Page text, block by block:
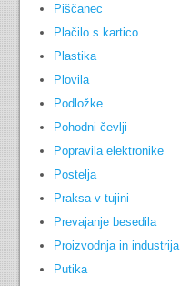
Piščanec
Plačilo s kartico
Plastika
Plovila
Podložke
Pohodni čevlji
Popravila elektronike
Postelja
Praksa v tujini
Prevajanje besedila
Proizvodnja in industrija
Putika